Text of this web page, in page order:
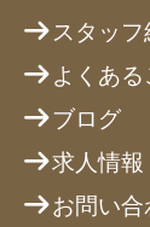
スタッフ
よくある
ブログ
求人情報
お問い合